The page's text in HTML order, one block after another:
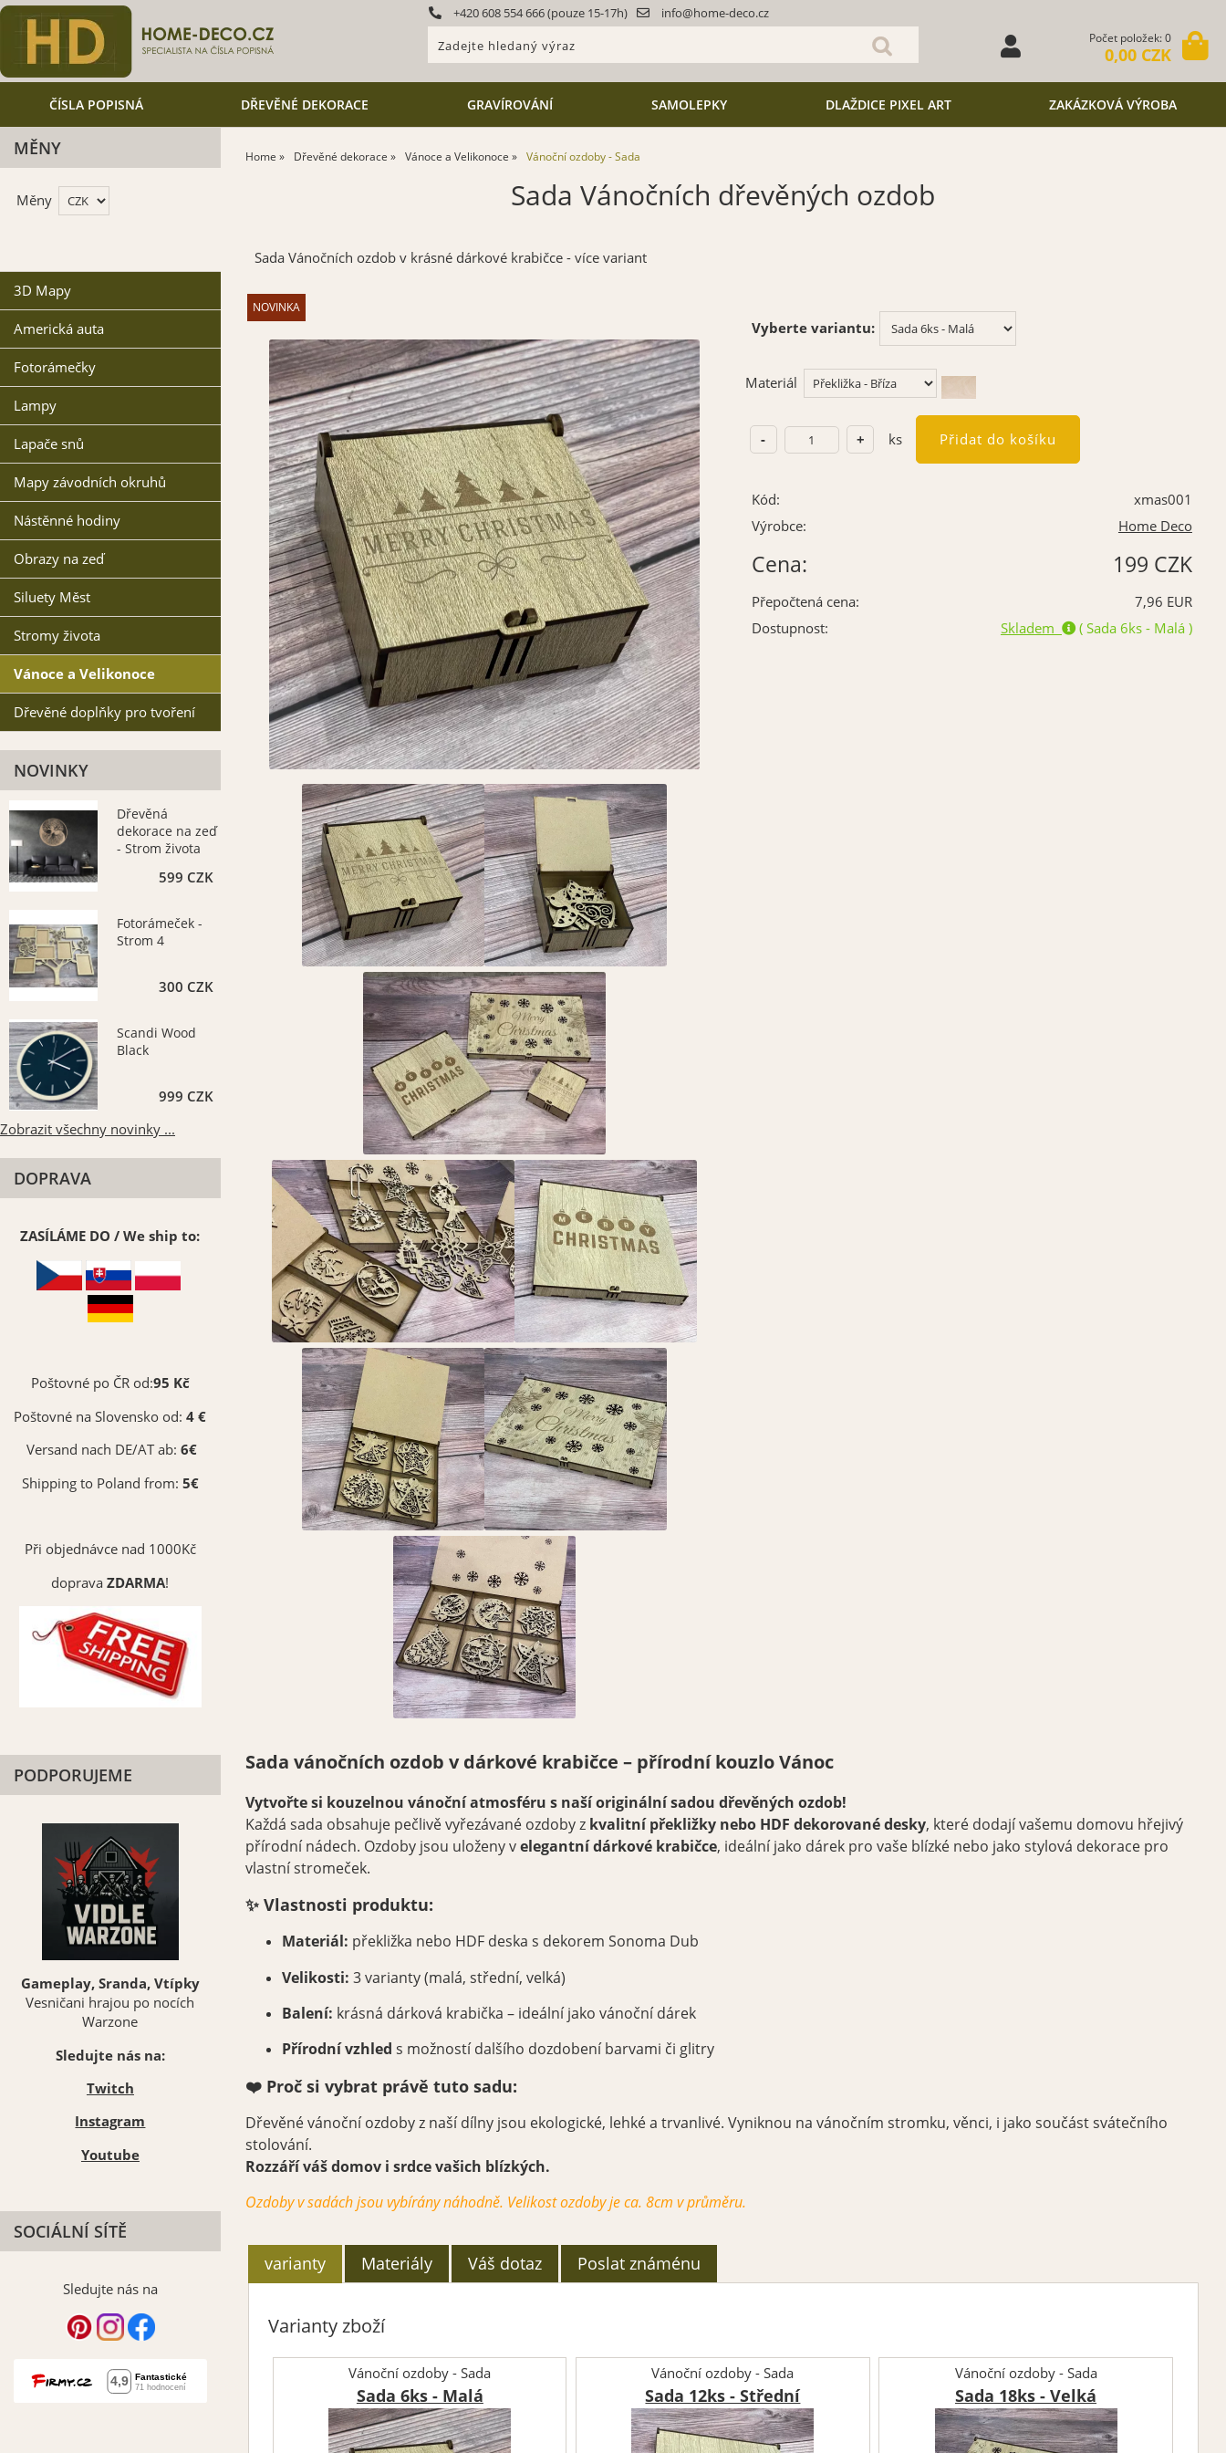
+420 608 554 666 (pouze 15-17h) info@home-deco.cz
Počet položek: 0
0,00 CZK
ČÍSLA POPISNÁ DŘEVĚNÉ DEKORACE GRAVÍROVÁNÍ SAMOLEPKY DLAŽDICE PIXEL ART ZAKÁZKOVÁ VÝROBA
Home Dřevěné dekorace Vánoce a Velikonoce Vánoční ozdoby - Sada
Sada Vánočních dřevěných ozdob
Sada Vánočních ozdob v krásné dárkové krabičce - více variant
Vyberte variantu:
Materiál
ks
Kód:
xmas001
Výrobce:
Home Deco
Cena: 199 CZK
Přepočtená cena:
7,96 EUR
Dostupnost:
Skladem ( Sada 6ks - Malá )
Sada vánočních ozdob v dárkové krabičce – přírodní kouzlo Vánoc
Vytvořte si kouzelnou vánoční atmosféru s naší originální sadou dřevěných ozdob!
Každá sada obsahuje pečlivě vyřezávané ozdoby z kvalitní překližky nebo HDF dekorované desky, které dodají vašemu domovu hřejivý
přírodní nádech. Ozdoby jsou uloženy velegantní dárkové krabičce, ideální jako dárek pro vaše blízké nebo jako stylová dekorace pro
vlastní stromeček.
✨ Vlastnosti produktu:
Materiál: překližka nebo HDF deska s dekorem Sonoma Dub
Velikosti: 3 varianty (malá, střední, velká)
Balení: krásná dárková krabička – ideální jako vánoční dárek
Přírodní vzhled s možností dalšího dozdobení barvami či glitry
❤️ Proč si vybrat právě tuto sadu:
Dřevěné vánoční ozdoby z naší dílny jsou ekologické, lehké a trvanlivé. Vyniknou na vánočním stromku, věnci, i jako součást svátečního
stolování.
Rozzáří váš domov i srdce vašich blízkých.
Ozdoby v sadách jsou vybírány náhodně. Velikost ozdoby je ca. 8cm v průměru.
varianty Materiály Váš dotaz Poslat známénu
Varianty zboží
Vánoční ozdoby - Sada
Sada 6ks - Malá
Vánoční ozdoby - Sada
Sada 12ks - Střední
Vánoční ozdoby - Sada
Sada 18ks - Velká
MĚNY
Měny
3D Mapy
Americká auta
Fotorámečky
Lampy
Lapače snů
Mapy závodních okruhů
Nástěnné hodiny
Obrazy na zeď
Siluety Měst
Stromy života
Vánoce a Velikonoce
Dřevěné doplňky pro tvoření
NOVINKY
Dřevěná
dekorace na zeď
- Strom života
599 CZK
Fotorámeček -
Strom 4
300 CZK
Scandi Wood
Black
999 CZK
Zobrazit všechny novinky ...
DOPRAVA
ZASÍLÁME DO / We ship to:
Poštovné po ČR od:95 Kč
Poštovné na Slovensko od:4 €
Versand nach DE/AT ab:6€
Shipping to Poland from: 5€
Při objednávce nad 1000Kč
dopravaZDARMA!
PODPORUJEME
Gameplay, Sranda, Vtípky
Vesničani hrajou po nocích
Warzone
Sledujte nás na:
Twitch
Instagram
Youtube
SOCIÁLNÍ SÍTĚ
Sledujte nás na